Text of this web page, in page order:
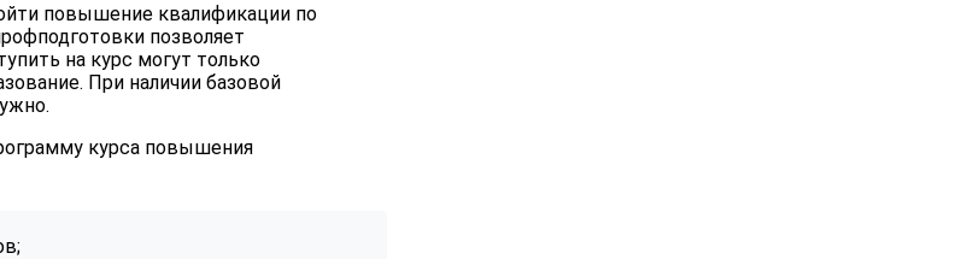
повышение квалификации по
позволяет
на курс могут только
При наличии базовой
курса повышения